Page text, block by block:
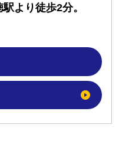
より徒歩2分。